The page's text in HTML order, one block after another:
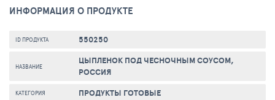
ИНФОРМАЦИЯ О ПРОДУКТЕ
ID ПРОДУКТА 550250
НАЗВАНИЕ
ЦЫПЛЕНОК ПОД ЧЕСНОЧНЫМ СОУСОМ,
РОССИЯ
КАТЕГОРИЯ ПРОДУКТЫ ГОТОВЫЕ